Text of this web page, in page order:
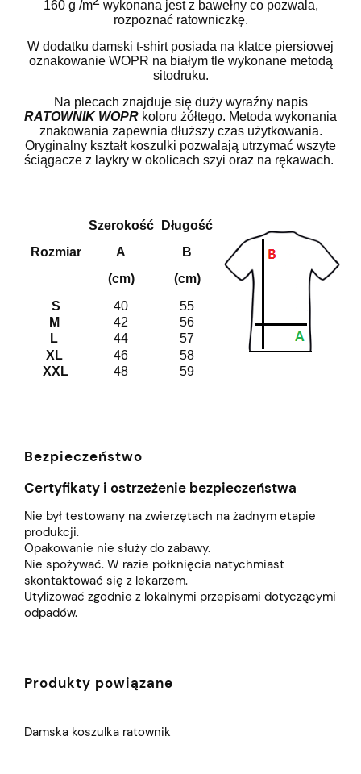
160 g /m
wykonana jest z bawełny co pozwala,
rozpoznać ratowniczkę.
W dodatku damski t-shirt posiada na klatce piersiowej
oznakowanie WOPR na białym tle wykonane metodą
sitodruku.
Na plecach znajduje się duży wyraźny napis
RATOWNIK WOPR koloru żółtego. Metoda wykonania
znakowania zapewnia dłuższy czas użytkowania.
Oryginalny kształt koszulki pozwalają utrzymać wszyte
ściągacze z laykry w okolicach szyi oraz na rękawach.
Rozmiar
Szerokość
A
(cm)
Długość
B
(cm)
S
40
55
M
42
56
L
44
57
XL
46
58
XXL
48 59
Bezpieczeństwo
Certyfikaty i ostrzeżenie bezpieczeństwa
Nie był testowany na zwierzętach na żadnym etapie
produkcji.
Opakowanie nie służy do zabawy.
Nie spożywać. W razie połknięcia natychmiast
skontaktować się z lekarzem.
Utylizować zgodnie z lokalnymi przepisami dotyczącymi
odpadów.
Produkty powiązane
Damska koszulka ratownik